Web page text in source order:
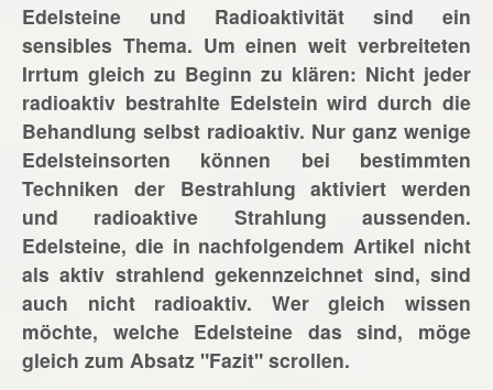
Edelsteine und Radioaktivität sind ein
sensibles Thema. Um einen weit verbreiteten
Irrtum gleich zu Beginn zu klären: Nicht jeder
radioaktiv bestrahlte Edelstein wird durch die
Behandlung selbst radioaktiv. Nur ganz wenige
Edelsteinsorten können bei bestimmten
Techniken der Bestrahlung aktiviert werden
und radioaktive Strahlung aussenden.
Edelsteine, die in nachfolgendem Artikel nicht
als aktiv strahlend gekennzeichnet sind, sind
auch nicht radioaktiv. Wer gleich wissen
möchte, welche Edelsteine das sind, möge
gleich zum Absatz "Fazit" scrollen.